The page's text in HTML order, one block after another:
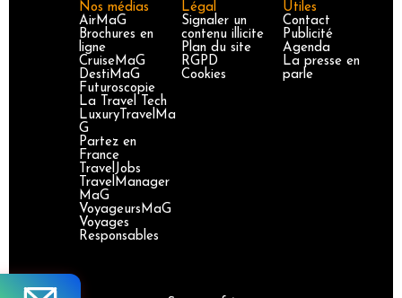
Nos médias
AirMaG
Brochures en
ligne
CruiseMaG
DestiMaG
Futuroscopie
La Travel Tech
LuxuryTravelMa
G
Partez en
France
TravelJobs
TravelManager
MaG
VoyageursMaG
Voyages
Responsables
Légal
Signaler un
contenu illicite
Plan du site
RGPD
Cookies
Utiles
Contact
Publicité
Agenda
La presse en
parle